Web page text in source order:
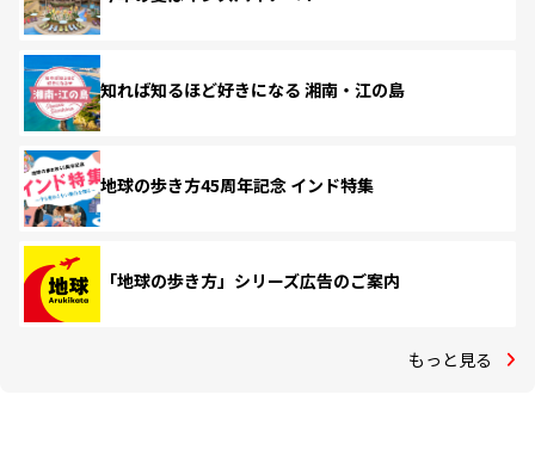
知れば知るほど好きになる 湘南・江の島
地球の歩き方45周年記念 インド特集
「地球の歩き方」シリーズ広告のご案内
もっと見る